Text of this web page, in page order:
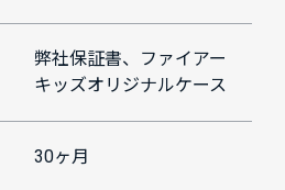
弊社保証書、ファイアー
キッズオリジナルケース
30ヶ月